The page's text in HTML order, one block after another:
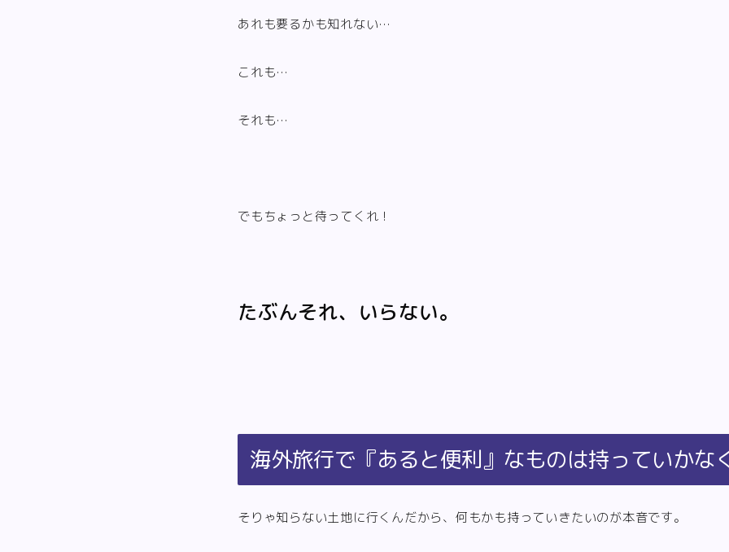
あれも要るかも知れない…
これも…
それも…
でもちょっと待ってくれ！
たぶんそれ、いらない。
海外旅行で『あると便利』なものは持っていかな
そりゃ知らない土地に行くんだから、何もかも持っていきたいのが本音です。